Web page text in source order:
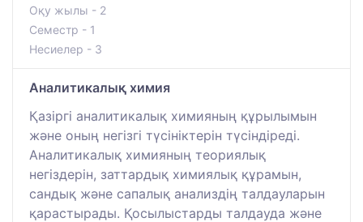
Оқу жылы - 2
Семестр - 1
Несиелер - 3
Аналитикалық химия
Қазіргі аналитикалық химияның құрылымын
және оның негізгі түсініктерін түсіндіреді.
Аналитикалық химияның теориялық
негіздерін, заттардық химиялық құрамын,
сандық және сапалық анализдің талдауларын
қарастырады. Қосылыстарды талдауда және